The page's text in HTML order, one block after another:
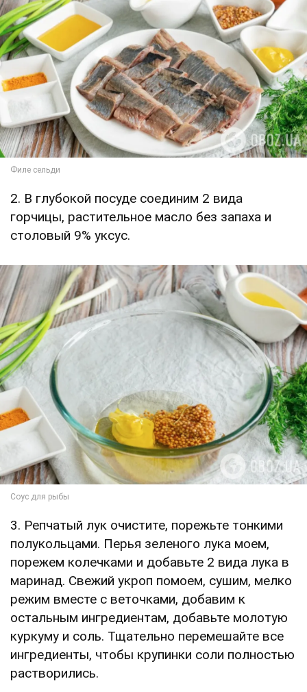
2. В глубокой посуде соединим 2 вида
горчицы, растительное масло без запаха и
столовый 9% уксус.
3. Репчатый лук очистите, порежьте тонкими
полукольцами. Перья зеленого лука моем,
порежем колечками и добавьте 2 вида лука в
маринад. Свежий укроп помоем, сушим, мелко
режим вместе с веточками, добавим к
остальным ингредиентам, добавьте молотую
куркуму и соль. Тщательно перемешайте все
ингредиенты, чтобы крупинки соли полностью
растворились.